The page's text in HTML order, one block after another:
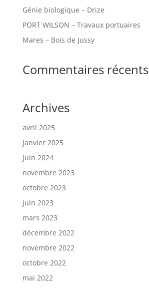
Génie biologique – Drize
PORT WILSON – Travaux portuaires
Mares – Bois de Jussy
Commentaires récents
Archives
avril 2025
janvier 2025
juin 2024
novembre 2023
octobre 2023
juin 2023
mars 2023
décembre 2022
novembre 2022
octobre 2022
mai 2022